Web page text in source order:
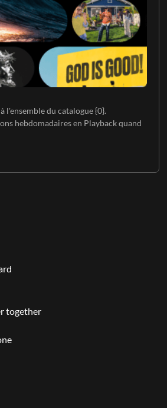
l'ensemble du catalogue {0}.
hebdomadaires en Playback quand
together